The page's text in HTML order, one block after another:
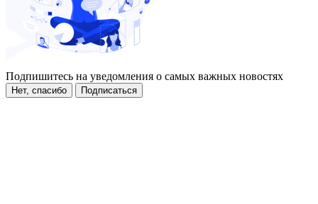
Подпишитесь на уведомления о самых важных новостях
Нет, спасибо Подписаться